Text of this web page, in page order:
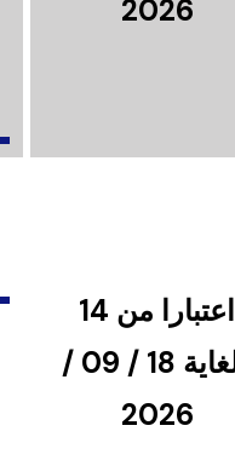
2026
اعتبارا من 14
ولغاية 18 / 09 /
2026